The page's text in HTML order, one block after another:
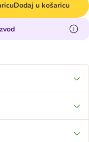
Dodaj u košaricu